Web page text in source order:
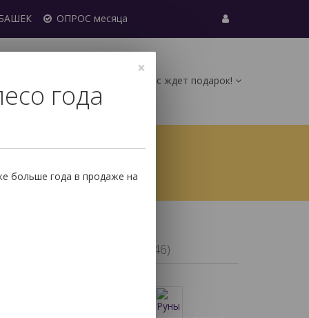
ОПРОС месяца
Вас ждет подарок!
(арт. 11546)
×
года
больше года в продаже на